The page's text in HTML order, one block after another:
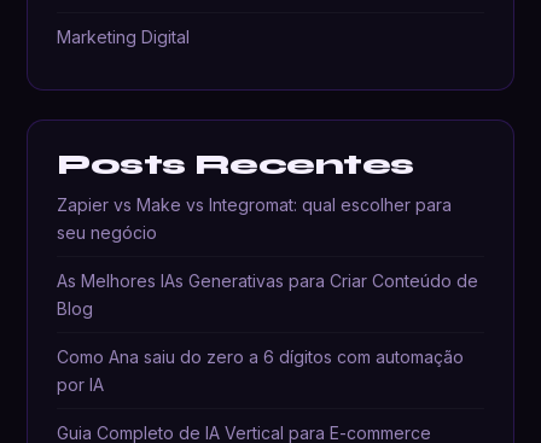
Marketing Digital
Posts Recentes
Zapier vs Make vs Integromat: qual escolher para
seu negócio
As Melhores IAs Generativas para Criar Conteúdo de
Blog
Como Ana saiu do zero a 6 dígitos com automação
por IA
Guia Completo de IA Vertical para E-commerce